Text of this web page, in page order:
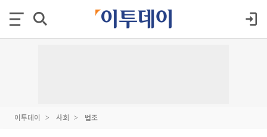
이투데이 사회 법조